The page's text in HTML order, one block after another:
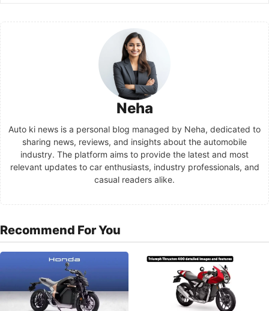
Neha
Auto ki news is a personal blog managed by Neha, dedicated to
sharing news, reviews, and insights about the automobile
industry. The platform aims to provide the latest and most
relevant updates to car enthusiasts, industry professionals, and
casual readers alike.
Recommend For You